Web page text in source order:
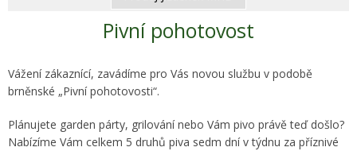
Pivní pohotovost
Vážení zákaznící, zavádíme pro Vás novou službu v podobě
brněnské „Pivní pohotovosti“.
Plánujete garden párty, grilování nebo Vám pivo právě teď došlo?
Nabízíme Vám celkem 5 druhů piva sedm dní v týdnu za příznivé